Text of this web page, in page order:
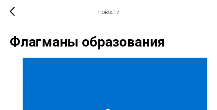
Новости
Флагманы образования